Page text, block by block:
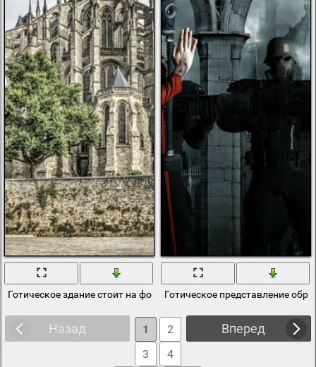
Готическое здание стоит на фоне облаковГотическое представление
Назад Вперед
1
2
3
4